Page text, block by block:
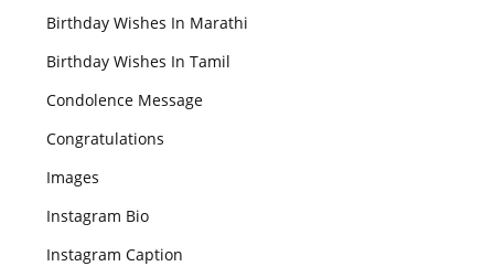
Birthday Wishes In Marathi
Birthday Wishes In Tamil
Condolence Message
Congratulations
Images
Instagram Bio
Instagram Caption